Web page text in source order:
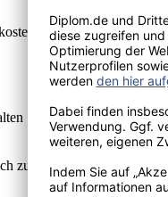
downloaden!
Sie Autorenhonorar -
zusätzlich als